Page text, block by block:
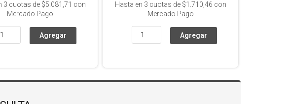
3 cuotas de $5.081,71 con
Mercado Pago
Hasta en 3 cuotas de $1.710,46 con
Mercado Pago